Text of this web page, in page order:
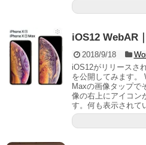
iOS12 WebAR
2018/9/18
iOS12がリリースさ
を公開してみます。
Maxの画像タップで
像の右上にアイコン
す。何も表示されて